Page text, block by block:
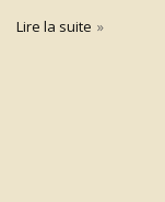
Lire la suite